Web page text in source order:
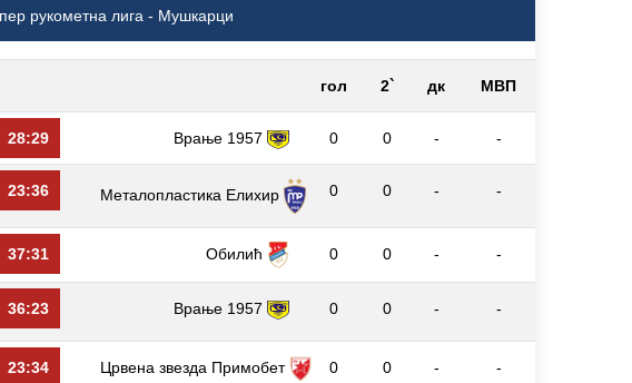
рукометна лига - Мушкарци
гол 2` дк МВП
28:29 Врање 1957 0 0 - -
23:36 Металопластика Елиxир 0 0 - -
37:31 Обилић 0 0 - -
36:23 Врање 1957 0 0 - -
23:34 Црвена звезда Примобет 0 0 - -